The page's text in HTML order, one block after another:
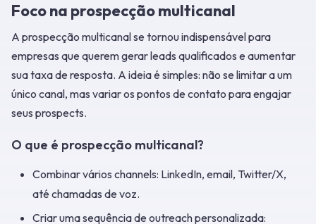
Foco na prospecção multicanal
A prospecção multicanal se tornou indispensável para
empresas que querem gerar leads qualificados e aumentar
sua taxa de resposta. A ideia é simples: não se limitar a um
único canal, mas variar os pontos de contato para engajar
seus prospects.
O que é prospecção multicanal?
Combinar vários channels: LinkedIn, email, Twitter/X,
até chamadas de voz.
Criar uma sequência de outreach personalizada: